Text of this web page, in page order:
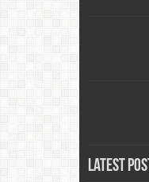
Latest